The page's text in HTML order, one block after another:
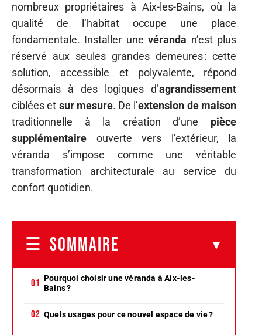
nombreux propriétaires à Aix-les-Bains, où la
qualité de l’habitat occupe une place
fondamentale. Installer unevéranda n’est plus
réservé aux seules grandes demeures : cette
solution, accessible et polyvalente, répond
désormais à des logiques d’agrandissement
ciblées et sur mesure. De l’extension de maison
traditionnelle à la création d’une pièce
supplémentaire ouverte vers l’extérieur, la
véranda s’impose comme une véritable
transformation architecturale au service du
confort quotidien.
SOMMAIRE
Pourquoi choisir une véranda à Aix-les-
Bains ?
Quels usages pour ce nouvel espace de vie ?